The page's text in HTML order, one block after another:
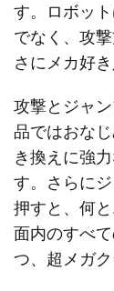
す。ロボッ
でなく、攻
さにメカ好
攻撃とジャ
品ではおな
き換えに強
す。さらに
押すと、何
面内のすべ
つ、超メガ